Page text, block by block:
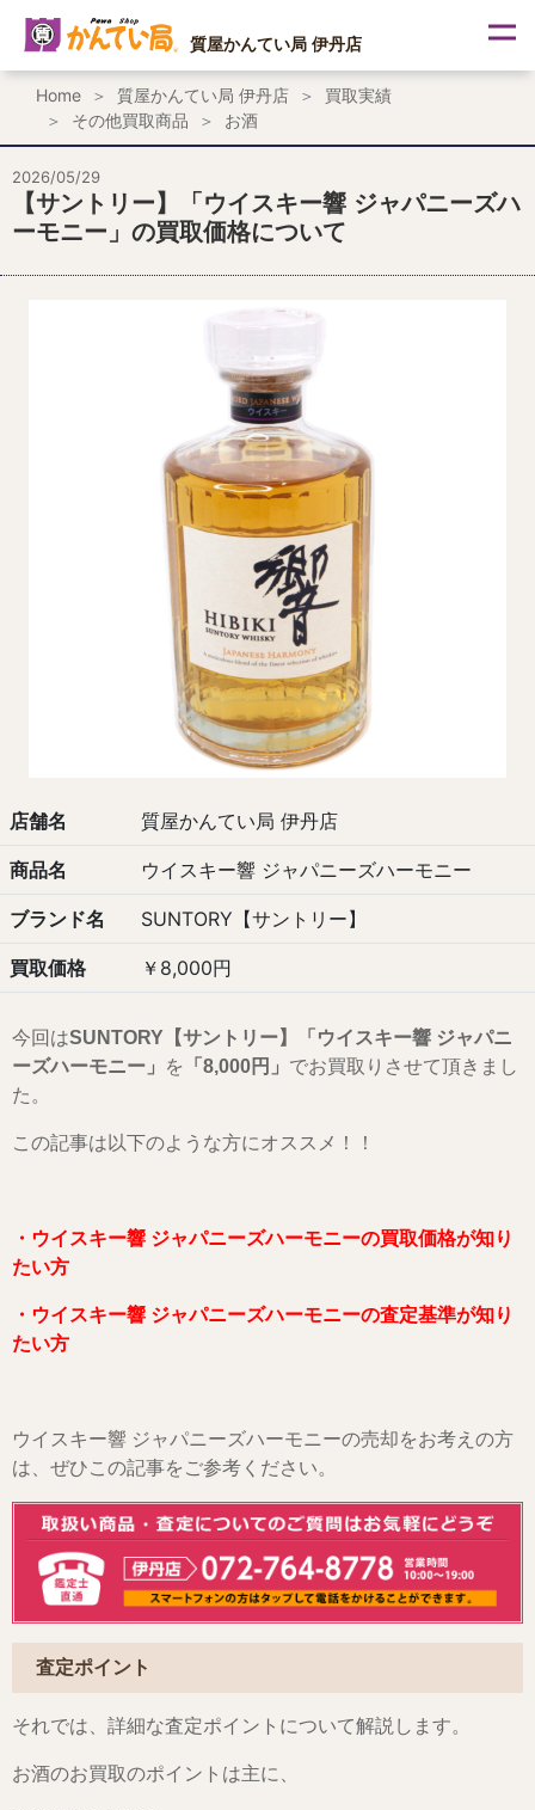
ス
プ
質屋かんてい局 伊丹店
Home 質屋かんてい局 伊丹店
買取実績
その他買取商品
お酒
2026/05/29
【サントリー】「ウイスキー響 ジャパニーズハ
ーモニー」の買取価格について
店舗名 質屋かんてい局 伊丹店
商品名 ウイスキー響 ジャパニーズハーモニー
ブランド名 SUNTORY【サントリー】
買取価格 ￥8,000円
今回はSUNTORY【サントリー】「ウイスキー響 ジャパニ
ーズハーモニー」
を 「8,000円」 でお買取りさせて頂きまし
た。
この記事は以下のような方にオススメ！！
・ウイスキー響 ジャパニーズハーモニーの買取価格が知り
たい方
・ウイスキー響 ジャパニーズハーモニーの査定基準が知り
たい方
ウイスキー響 ジャパニーズハーモニーの売却をお考えの方
は、ぜひこの記事をご参考ください。
査定ポイント
それでは、詳細な査定ポイントについて解説します。
お酒のお買取のポイントは主に、